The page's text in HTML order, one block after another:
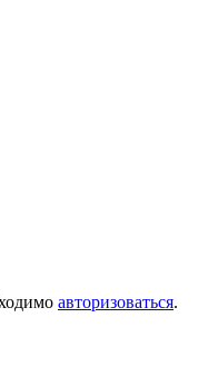
авторизоваться.